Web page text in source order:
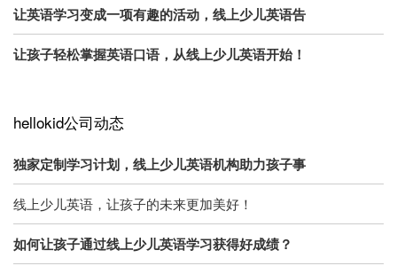
让英语学习变成一项有趣的活动，线上少儿英语告
让孩子轻松掌握英语口语，从线上少儿英语开始！
hellokid公司动态
独家定制学习计划，线上少儿英语机构助力孩子事
线上少儿英语，让孩子的未来更加美好！
如何让孩子通过线上少儿英语学习获得好成绩？